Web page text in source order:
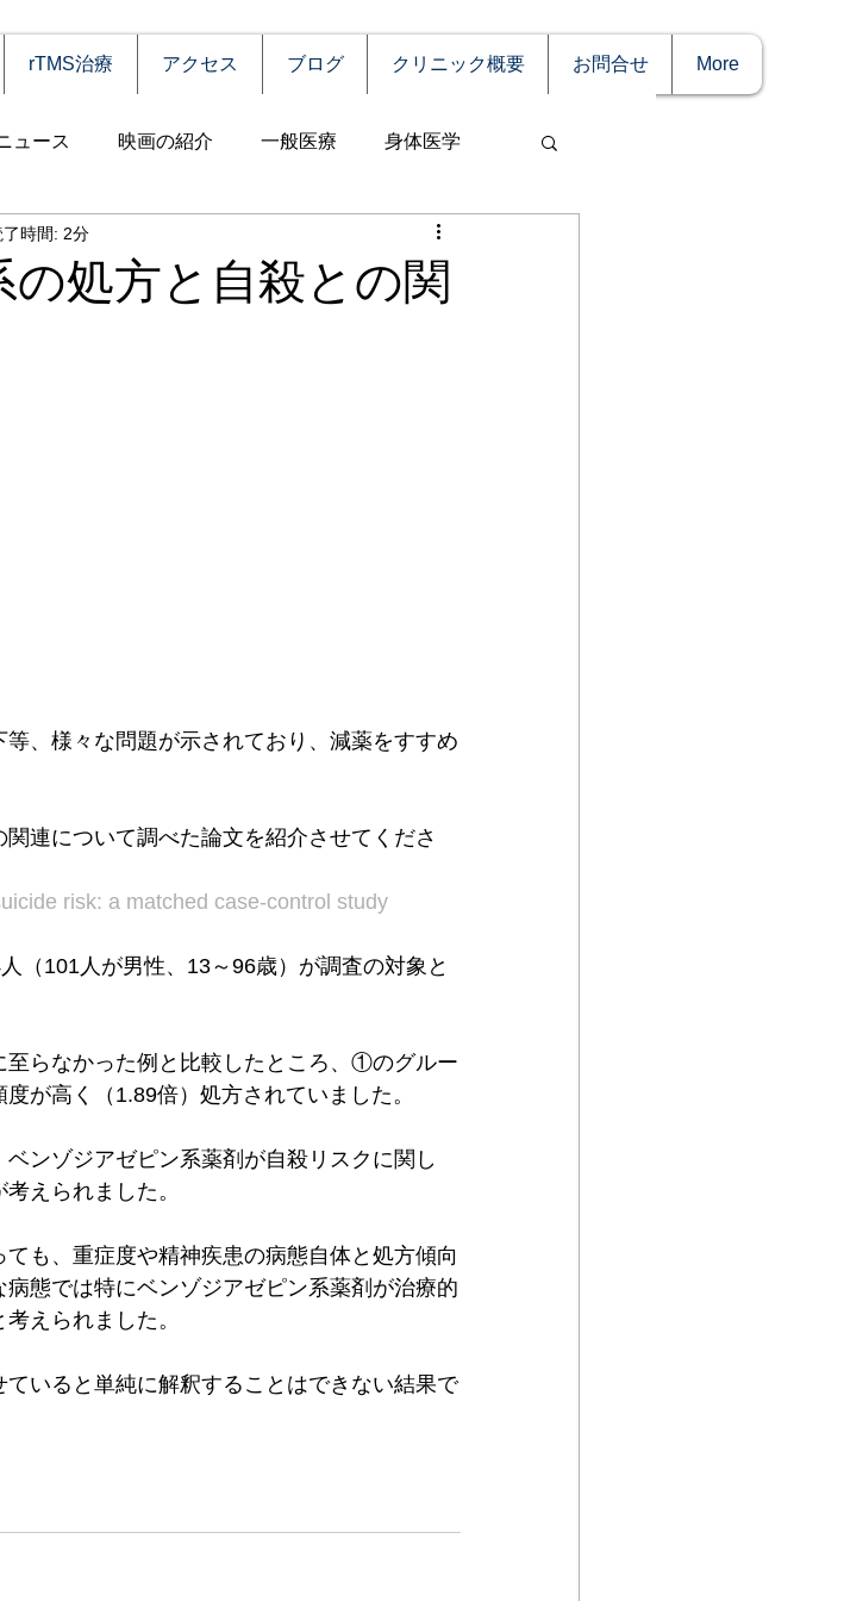
rTMS治療 アクセス ブログ クリニック概要 お問合せ More
ュース 映画の紹介 一般医療 身体医学
うつ病
処方と自殺との関
了時間: 2分
、様々な問題が示されており、減薬をすすめ
連について調べた論文を紹介させてくださ
risk: a matched case-control study
（101人が男性、13～96歳）が調査の対象と
らなかった例と比較したところ、①のグルー
が高く（1.89倍）処方されていました。
ンゾジアゼピン系薬剤が自殺リスクに関し
えられました。
も、重症度や精神疾患の病態自体と処方傾向
態では特にベンゾジアゼピン系薬剤が治療的
えられました。
いると単純に解釈することはできない結果で